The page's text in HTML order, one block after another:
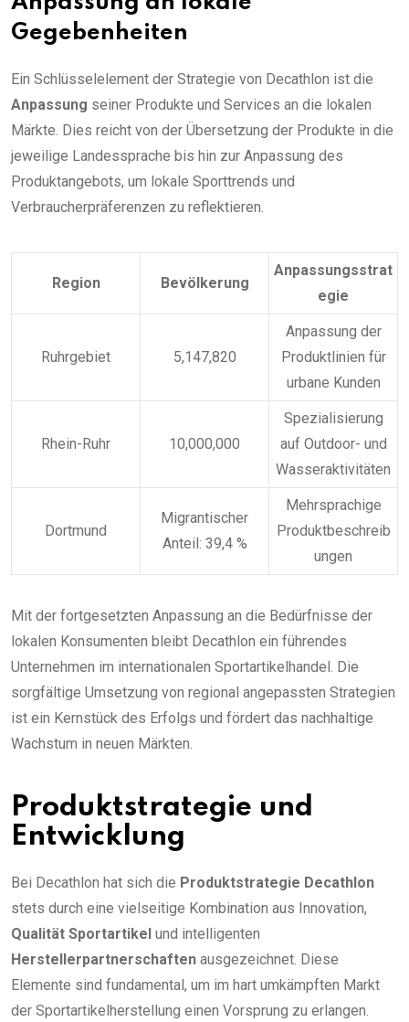
Gegebenheiten
Ein Schlüsselelement der Strategie von Decathlon ist die
Anpassung seiner Produkte und Services an die lokalen
Märkte. Dies reicht von der Übersetzung der Produkte in die
jeweilige Landessprache bis hin zur Anpassung des
Produktangebots, um lokale Sporttrends und
Verbraucherpräferenzen zu reflektieren.
Region Bevölkerung
Anpassungsstrat
egie
Ruhrgebiet 5,147,820
Anpassung der
Produktlinien für
urbane Kunden
Rhein-Ruhr 10,000,000
Spezialisierung
auf Outdoor- und
Wasseraktivitäten
Dortmund
Migrantischer
Anteil: 39,4 %
Mehrsprachige
Produktbeschreib
ungen
Mit der fortgesetzten Anpassung an die Bedürfnisse der
lokalen Konsumenten bleibt Decathlon ein führendes
Unternehmen im internationalen Sportartikelhandel. Die
sorgfältige Umsetzung von regional angepassten Strategien
ist ein Kernstück des Erfolgs und fördert das nachhaltige
Wachstum in neuen Märkten.
Produktstrategie und
Entwicklung
Bei Decathlon hat sich die Produktstrategie Decathlon
stets durch eine vielseitige Kombination aus Innovation,
Qualität Sportartikel und intelligenten
Herstellerpartnerschaften ausgezeichnet. Diese
Elemente sind fundamental, um im hart umkämpften Markt
der Sportartikelherstellung einen Vorsprung zu erlangen.